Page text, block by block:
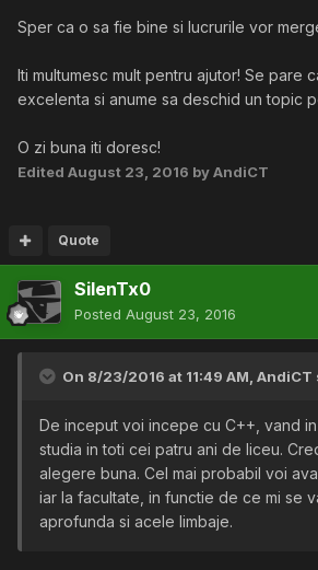
Sper ca o sa fie bine si lucrurile vor
Iti multumesc mult pentru ajutor! Se pare
excelenta si anume sa deschid un topic
O zi buna iti doresc!
Edited August 23, 2016 by AndiCT
Quote
SilenTx0
Posted August 23, 2016
On 8/23/2016 at 11:49 AM, AndiCT
De inceput voi incepe cu C++, vand
studia in toti cei patru ani de liceu.
alegere buna. Cel mai probabil voi
iar la facultate, in functie de ce mi se
aprofunda si acele limbaje.